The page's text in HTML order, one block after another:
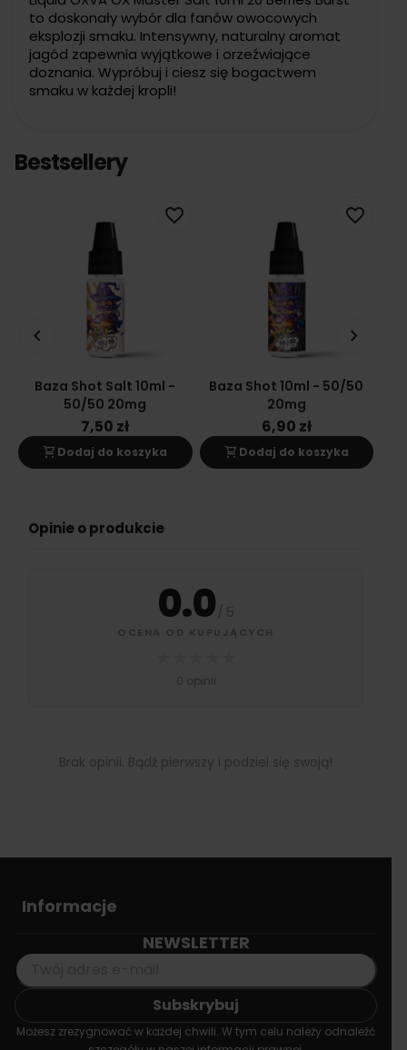
to doskonały wybór dla fanów owocowych
eksplozji smaku. Intensywny, naturalny aromat
jagód zapewnia wyjątkowe i orzeźwiające
doznania. Wypróbuj i ciesz się bogactwem
smaku w każdej kropli!
Bestsellery
Baza Shot Salt 10ml -
50/50 20mg
7,50 zł
shopping_cart Dodaj do koszyka
favorite_border
Baza Shot 10ml - 50/50
20mg
6,90 zł
shopping_cart Dodaj do koszyka
favorite_border
keyboard_arrow_left keyboard_arrow_right
Opinie o produkcie
0.0/ 5
OCENA OD KUPUJĄCYCH
0 opinii
Brak opinii. Bądź pierwszy i podziel się swoją!
Informacje
NEWSLETTER
Możesz zrezygnować w każdej chwili. W tym celu należy odnaleźć